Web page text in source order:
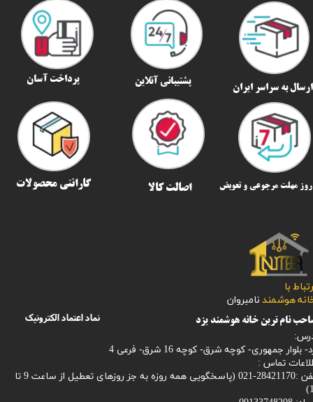
با
هوشمند نامبروان
بلوار جمهوری- کوچه شرق- کوچه 16 شرق- فرعی 4
تماس :
021 (
پاسخگویی همه روزه به جز روزهای تعطیل از ساعت 9 تا
نماد اعتماد الکترونیک
ارسال به سراسر ایران​​​​​​​
پشتیبانی آنلاین پرداخت آسان
اصالت کالا گارانتی محصولات
نام ترین خانه هوشمند یزد